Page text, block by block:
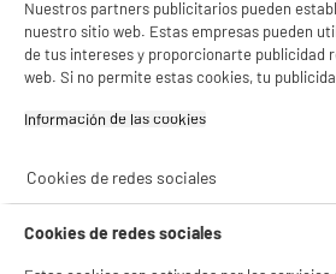
Plus produit balisage 100%
Référence constructeur 1M
Peso neto
nombre de la empresa o marca
registrada
Dirección de envio
59155
Nuestros partners publicitarios pueden
nuestro sitio web. Estas empresas pueden
de tus intereses y proporcionarte publicidad
web. Si no permite estas cookies, tu
Información de las cookies‎
Cookies de redes sociales
Cookies de redes sociales